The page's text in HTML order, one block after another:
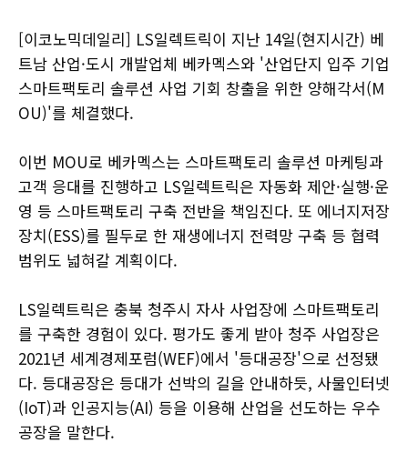
[이코노믹데일리] LS일렉트릭이 지난 14일(현지시간) 베
트남 산업·도시 개발업체 베카멕스와 '산업단지 입주 기업
스마트팩토리 솔루션 사업 기회 창출을 위한 양해각서(M
OU)'를 체결했다.
이번 MOU로 베카멕스는 스마트팩토리 솔루션 마케팅과
고객 응대를 진행하고 LS일렉트릭은 자동화 제안·실행·운
영 등 스마트팩토리 구축 전반을 책임진다. 또 에너지저장
장치(ESS)를 필두로 한 재생에너지 전력망 구축 등 협력
범위도 넓혀갈 계획이다.
LS일렉트릭은 충북 청주시 자사 사업장에 스마트팩토리
를 구축한 경험이 있다. 평가도 좋게 받아 청주 사업장은
2021년 세계경제포럼(WEF)에서 '등대공장'으로 선정됐
다. 등대공장은 등대가 선박의 길을 안내하듯, 사물인터넷
(IoT)과 인공지능(AI) 등을 이용해 산업을 선도하는 우수
공장을 말한다.